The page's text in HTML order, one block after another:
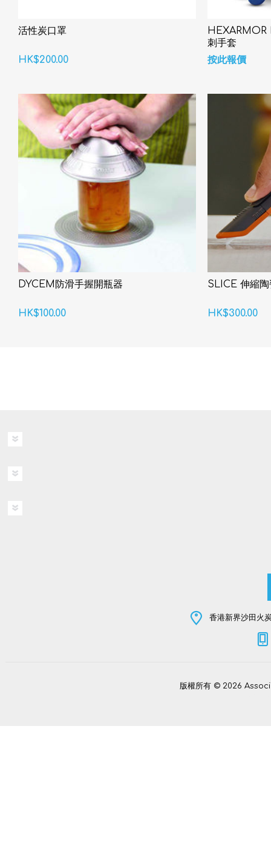
活性炭口罩
HK$200.00
刺手套
按此報價
DYCEM防滑手握開瓶器
HK$100.00
SLICE 伸縮陶
HK$300.00
香港新界沙田火
版權所有 © 2026